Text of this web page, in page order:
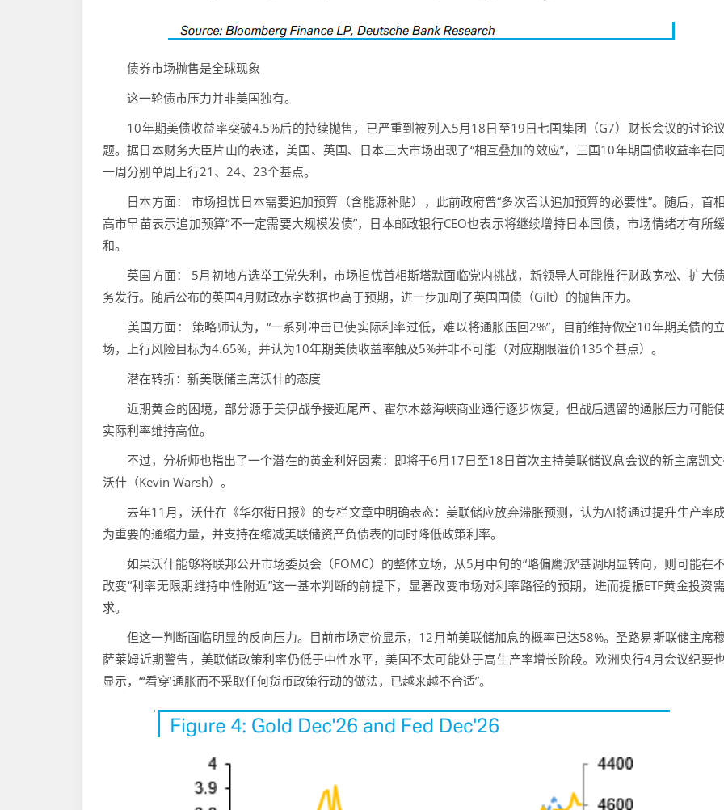
债券市场抛售是全球现象
这一轮债市压力并非美国独有。
10年期美债收益率突破4.5%后的持续抛售，已严重到被列入5月18日至19日七国集团（G7）财长会议的讨论议
题。据日本财务大臣片山的表述，美国、英国、日本三大市场出现了“相互叠加的效应”，三国10年期国债收益率在同
一周分别单周上行21、24、23个基点。
日本方面： 市场担忧日本需要追加预算（含能源补贴），此前政府曾“多次否认追加预算的必要性”。随后，首相
高市早苗表示追加预算“不一定需要大规模发债”，日本邮政银行CEO也表示将继续增持日本国债，市场情绪才有所
和。
英国方面： 5月初地方选举工党失利，市场担忧首相斯塔默面临党内挑战，新领导人可能推行财政宽松、扩大债
务发行。随后公布的英国4月财政赤字数据也高于预期，进一步加剧了英国国债（Gilt）的抛售压力。
美国方面： 策略师认为，“一系列冲击已使实际利率过低，难以将通胀压回2%”，目前维持做空10年期美债的立
场，上行风险目标为4.65%，并认为10年期美债收益率触及5%并非不可能（对应期限溢价135个基点）。
潜在转折：新美联储主席沃什的态度
近期黄金的困境，部分源于美伊战争接近尾声、霍尔木兹海峡商业通行逐步恢复，但战后遗留的通胀压力可能
实际利率维持高位。
不过，分析师也指出了一个潜在的黄金利好因素：即将于6月17日至18日首次主持美联储议息会议的新主席凯文·
沃什（Kevin Warsh）。
去年11月，沃什在《华尔街日报》的专栏文章中明确表态：美联储应放弃滞胀预测，认为AI将通过提升生产率
为重要的通缩力量，并支持在缩减美联储资产负债表的同时降低政策利率。
如果沃什能够将联邦公开市场委员会（FOMC）的整体立场，从5月中旬的“略偏鹰派”基调明显转向，则可能在
改变“利率无限期维持中性附近”这一基本判断的前提下，显著改变市场对利率路径的预期，进而提振ETF黄金投资需
求。
但这一判断面临明显的反向压力。目前市场定价显示，12月前美联储加息的概率已达58%。圣路易斯联储主席
萨莱姆近期警告，美联储政策利率仍低于中性水平，美国不太可能处于高生产率增长阶段。欧洲央行4月会议纪要
显示，“‘看穿’通胀而不采取任何货币政策行动的做法，已越来越不合适”。